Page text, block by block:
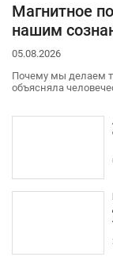
Магнитное
нашим
05.08.2026
Почему мы делаем
объясняла